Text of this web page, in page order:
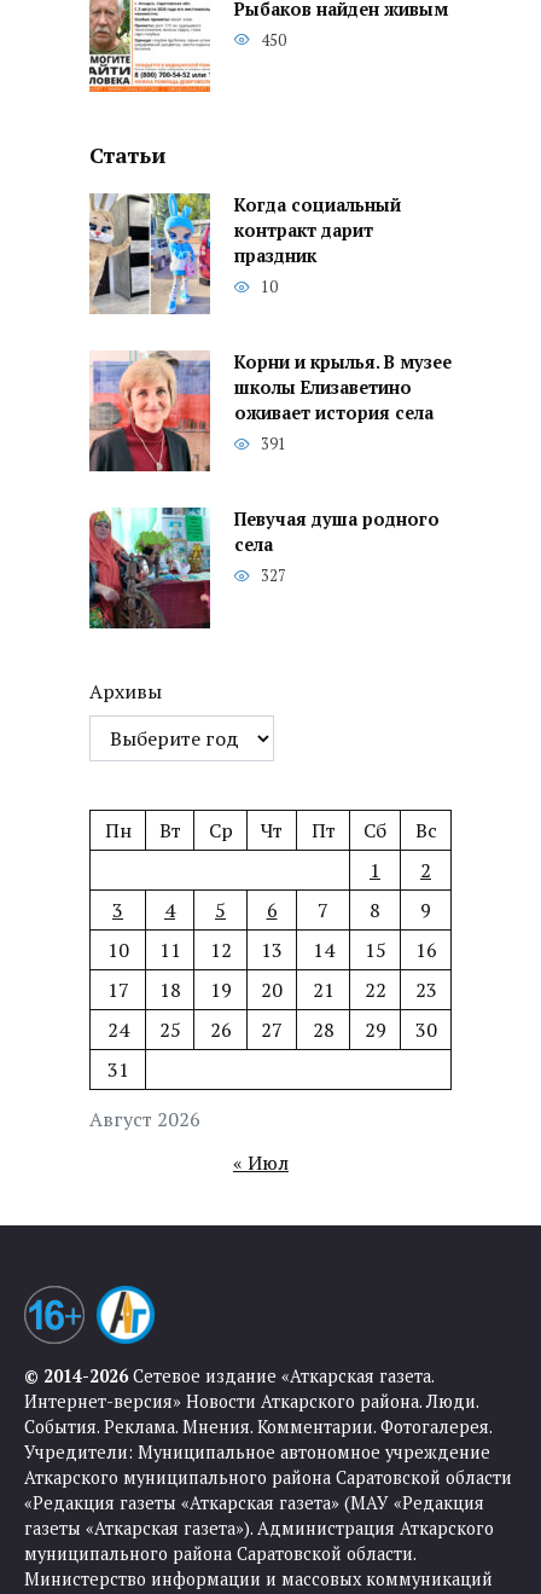
Рыбаков найден живым
450
Статьи
Когда социальный
контракт дарит
праздник
10
Корни и крылья. В музее
школы Елизаветино
оживает история села
391
Певучая душа родного
села
327
Архивы
Август 2026
Пн Вт Ср Чт Пт Сб
Вс
1
2
3
4 5 6 7 8
9
10
11 12 13 14 15
16
17
18 19 20 21 22
23
24
25 26 27 28 29
30
31
« Июл
© 2014-2026Сетевое издание «Аткарская газета.
Интернет-версия» Новости Аткарского района. Люди.
События. Реклама. Мнения. Комментарии. Фотогалерея.
Учредители: Муниципальное автономное учреждение
Аткарского муниципального района Саратовской области
«Редакция газеты «Аткарская газета» (МАУ «Редакция
газеты «Аткарская газета»). Администрация Аткарского
муниципального района Саратовской области.
Министерство информации и массовых коммуникаций